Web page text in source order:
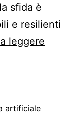
sfida è
e resilienti
leggere
artificiale